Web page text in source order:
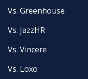
Vs. Greenhouse
Vs. JazzHR
Vs. Vincere
Vs. Loxo